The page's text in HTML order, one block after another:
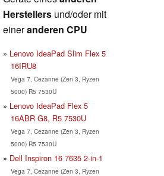
Herstellers und/oder mit
eineranderen CPU
Lenovo IdeaPad Slim Flex 5
16IRU8
Vega 7, Cezanne (Zen 3, Ryzen
5000) R5 7530U
Lenovo IdeaPad Flex 5
16ABR G8, R5 7530U
Vega 7, Cezanne (Zen 3, Ryzen
5000) R5 7530U
Dell Inspiron 16 7635 2-in-1
Vega 7, Cezanne (Zen 3, Ryzen